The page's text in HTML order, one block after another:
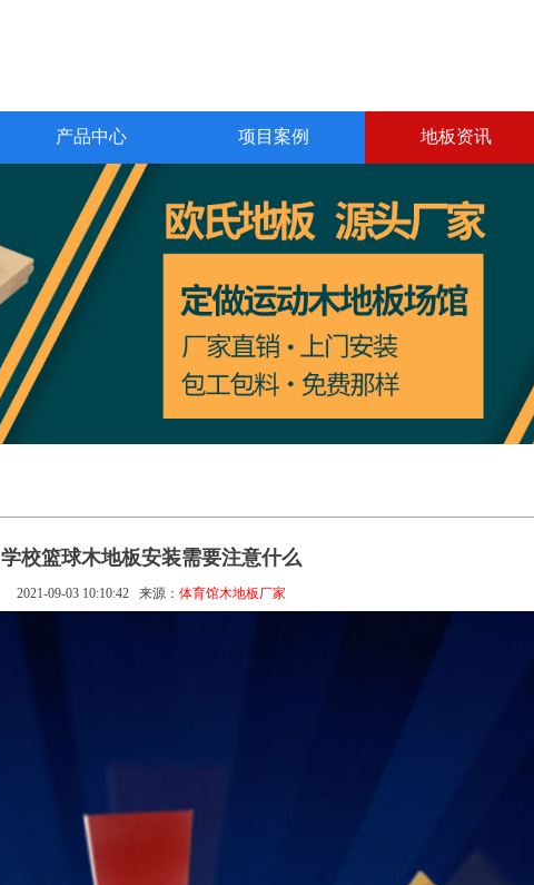
产品中心 项目案例 地板资讯
学校篮球木地板安装需要注意什么
2021-09-03 10:10:42 来源： 体育馆木地板厂家